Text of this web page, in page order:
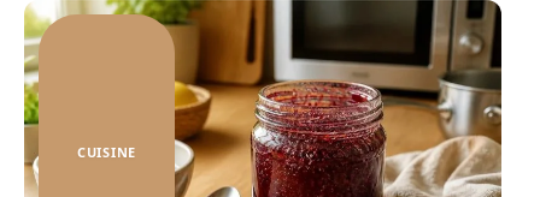
CUISINE